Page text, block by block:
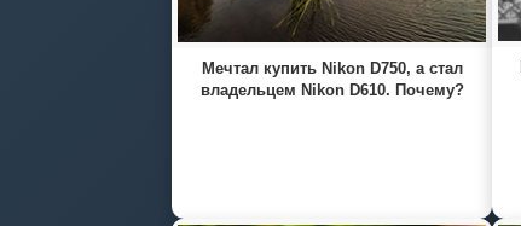
Мечтал купить Nikon D750, а стал
владельцем Nikon D610. Почему?